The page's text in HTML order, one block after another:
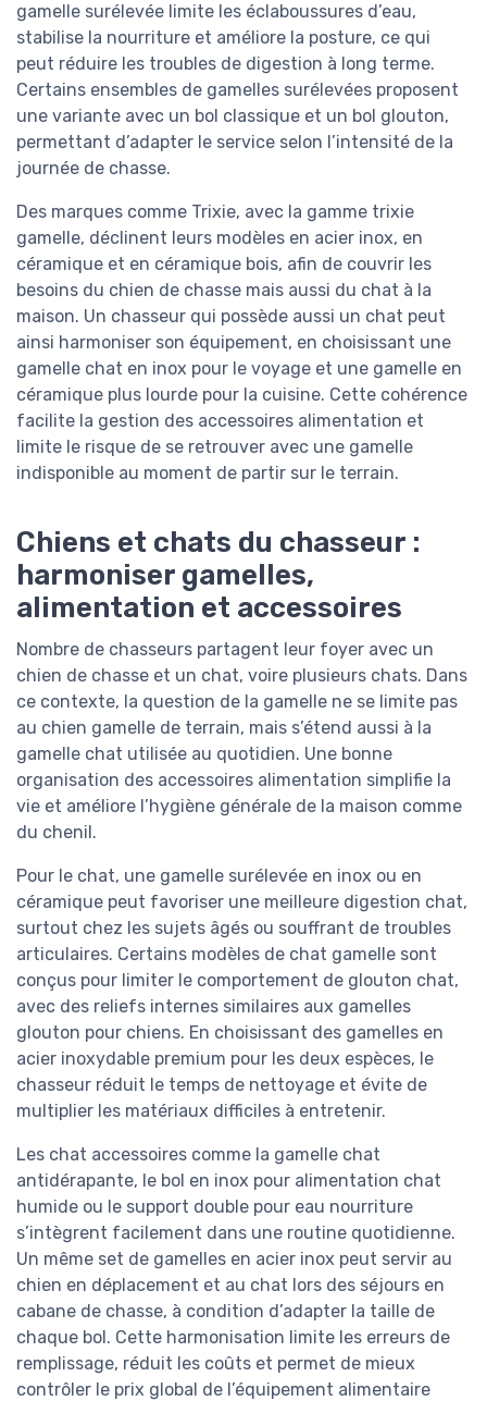
gamelle surélevée limite les éclaboussures d’eau,
stabilise la nourriture et améliore la posture, ce qui
peut réduire les troubles de digestion à long terme.
Certains ensembles de gamelles surélevées proposent
une variante avec un bol classique et un bol glouton,
permettant d’adapter le service selon l’intensité de la
journée de chasse.
Des marques comme Trixie, avec la gamme trixie
gamelle, déclinent leurs modèles en acier inox, en
céramique et en céramique bois, afin de couvrir les
besoins du chien de chasse mais aussi du chat à la
maison. Un chasseur qui possède aussi un chat peut
ainsi harmoniser son équipement, en choisissant une
gamelle chat en inox pour le voyage et une gamelle en
céramique plus lourde pour la cuisine. Cette cohérence
facilite la gestion des accessoires alimentation et
limite le risque de se retrouver avec une gamelle
indisponible au moment de partir sur le terrain.
Chiens et chats du chasseur :
harmoniser gamelles,
alimentation et accessoires
Nombre de chasseurs partagent leur foyer avec un
chien de chasse et un chat, voire plusieurs chats. Dans
ce contexte, la question de la gamelle ne se limite pas
au chien gamelle de terrain, mais s’étend aussi à la
gamelle chat utilisée au quotidien. Une bonne
organisation des accessoires alimentation simplifie la
vie et améliore l’hygiène générale de la maison comme
du chenil.
Pour le chat, une gamelle surélevée en inox ou en
céramique peut favoriser une meilleure digestion chat,
surtout chez les sujets âgés ou souffrant de troubles
articulaires. Certains modèles de chat gamelle sont
conçus pour limiter le comportement de glouton chat,
avec des reliefs internes similaires aux gamelles
glouton pour chiens. En choisissant des gamelles en
acier inoxydable premium pour les deux espèces, le
chasseur réduit le temps de nettoyage et évite de
multiplier les matériaux difficiles à entretenir.
Les chat accessoires comme la gamelle chat
antidérapante, le bol en inox pour alimentation chat
humide ou le support double pour eau nourriture
s’intègrent facilement dans une routine quotidienne.
Un même set de gamelles en acier inox peut servir au
chien en déplacement et au chat lors des séjours en
cabane de chasse, à condition d’adapter la taille de
chaque bol. Cette harmonisation limite les erreurs de
remplissage, réduit les coûts et permet de mieux
contrôler le prix global de l’équipement alimentaire